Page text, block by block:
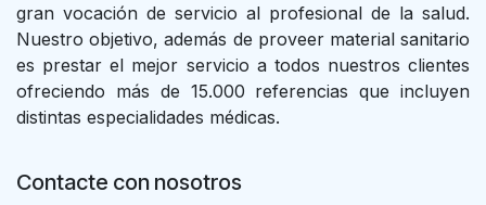
gran vocación de servicio al profesional de la salud.
Nuestro objetivo, además de proveer material sanitario
es prestar el mejor servicio a todos nuestros clientes
ofreciendo más de 15.000 referencias que incluyen
distintas especialidades médicas.
Contacte con nosotros